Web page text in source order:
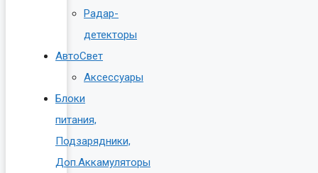
Радар-
детекторы
АвтоСвет
Аксессуары
Блоки
питания,
Подзарядники,
Доп.Аккамуляторы